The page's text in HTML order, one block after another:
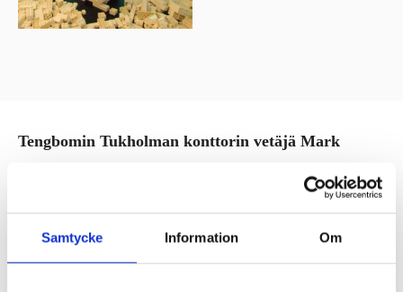
Samtycke Information Om
Tengbomin Tukholman konttorin vetäjä Mark
Tukholman Östermalmin väliaikaisen, siirrettävän
käyttömahdollisuuksista. Mark valotti hankkeen taustaa